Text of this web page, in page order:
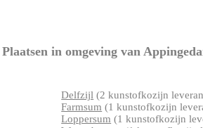
Plaatsen in omgeving van
Delfzijl (2 kunstofkozijn
Farmsum (1 kunstofkozijn
Loppersum (1 kunstofkozijn